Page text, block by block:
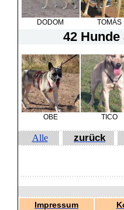
DODOM TOMÁS
42 Hunde
OBE TICO
Alle zurück
Impressum